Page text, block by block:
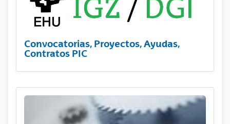
Convocatorias, Proyectos, Ayudas,
Contratos PIC